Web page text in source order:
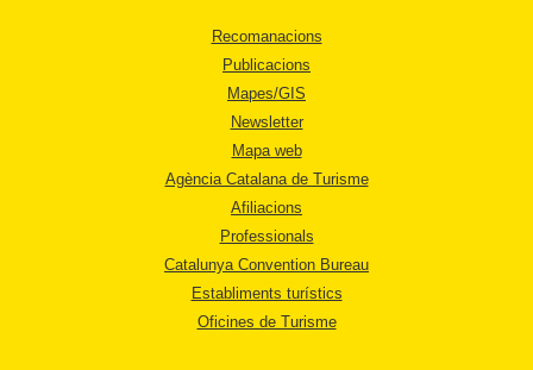
Recomanacions
Publicacions
Mapes/GIS
Newsletter
Mapa web
Agència Catalana de Turisme
Afiliacions
Professionals
Catalunya Convention Bureau
Establiments turístics
Oficines de Turisme